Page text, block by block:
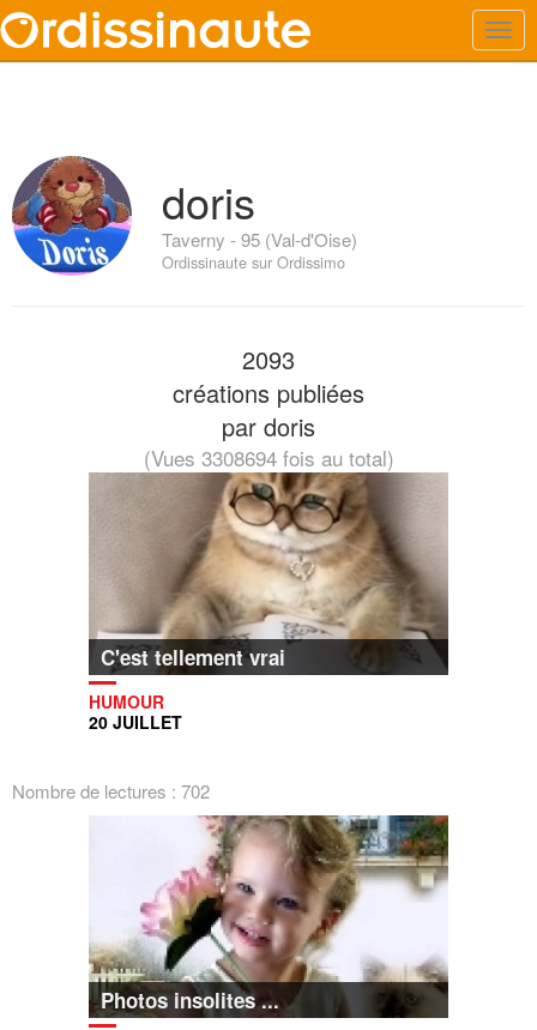
doris
Taverny - 95 (Val-d'Oise)
Ordissinaute sur Ordissimo
2093
créations publiées
par doris
(Vues 3308694 fois au total)
C'est tellement vrai
HUMOUR
20 JUILLET
Nombre de lectures : 702
Photos insolites ...